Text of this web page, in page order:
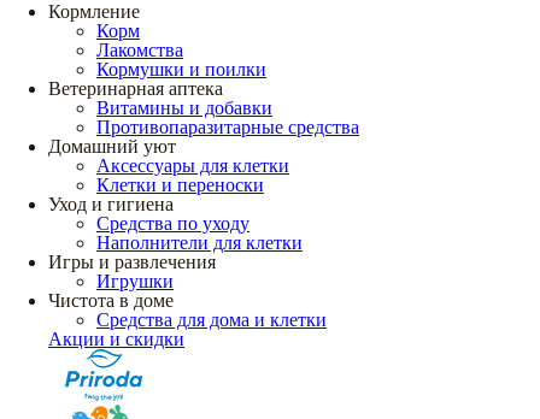
Кормление
Корм
Лакомства
Кормушки и поилки
Ветеринарная аптека
Витамины и добавки
Противопаразитарные средства
Домашний уют
Аксессуары для клетки
Клетки и переноски
Уход и гигиена
Средства по уходу
Наполнители для клетки
Игры и развлечения
Игрушки
Чистота в доме
Средства для дома и клетки
Акции и скидки